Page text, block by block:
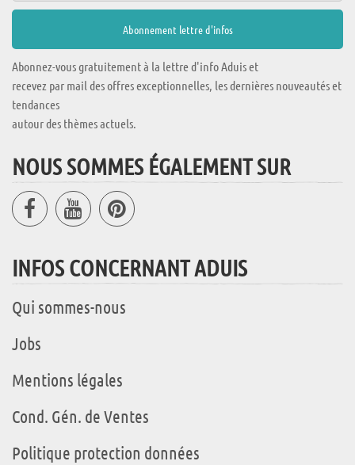
Abonnez-vous gratuitement à la lettre d'info Aduis et
recevez par mail des offres exceptionnelles, les dernières nouveautés et
tendances
autour des thèmes actuels.
NOUS SOMMES ÉGALEMENT SUR
INFOS CONCERNANT ADUIS
Qui sommes-nous
Jobs
Mentions légales
Cond. Gén. de Ventes
Politique protection données